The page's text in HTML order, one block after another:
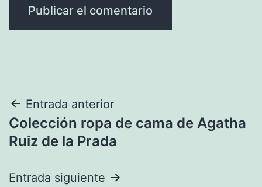
Navegación
de
Entrada anterior
Colección ropa de cama de Agatha
Ruiz de la Prada
Entrada siguiente